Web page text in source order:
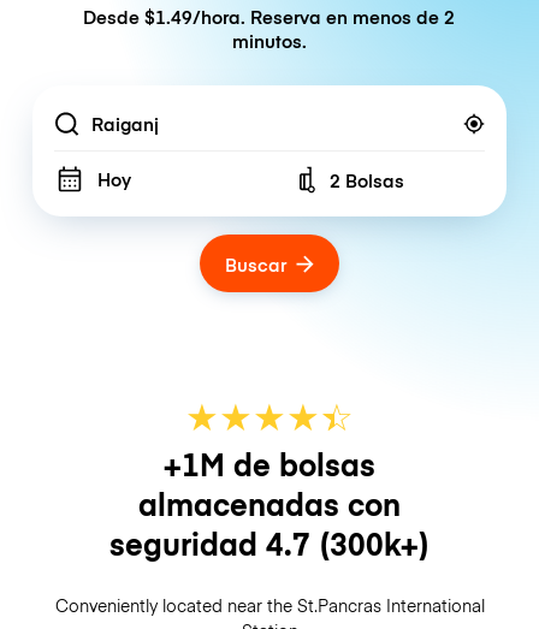
Desde $1.49/hora. Reserva en menos de 2
minutos.
Location
Hoy Number of bags
2 Bolsas
Buscar
★★★★☆
★
+1M de bolsas
almacenadas con
seguridad 4.7 (300k+)
Conveniently located near the St.Pancras International